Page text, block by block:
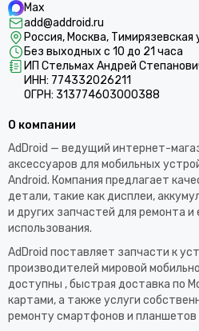
Max
add@addroid.ru
Россия, Москва,
Без выходных с 10 до 21 часа
ИП Стельмах Андрей
ИНН: 774332026211
ОГРН: 313774603000388
О компании
AdDroid — ведущий интернет-
аксессуаров для мобильных
Android. Компания предлагает
детали, такие как дисплеи,
и других запчастей для ремонта и
использования.​
AdDroid поставляет запчасти к
производителей мировой
доступны , быстрая доставка по
картами, а также услуги
ремонту смартфонов и планшетов